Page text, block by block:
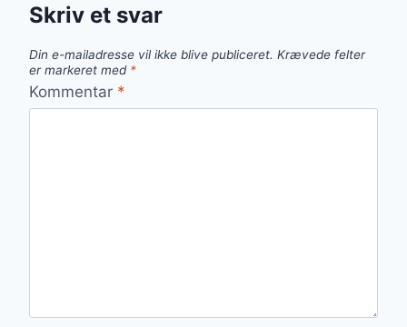
Skriv et svar
Din e-mailadresse vil ikke blive publiceret. Krævede felter
er markeret med *
Kommentar *